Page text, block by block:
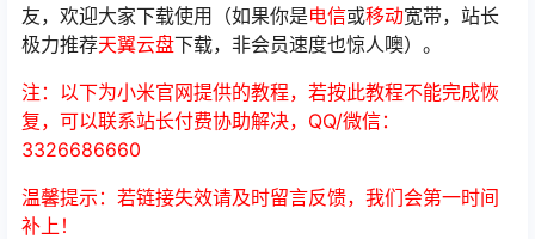
友，欢迎大家下载使用（如果你是电信或移动宽带，站长
极力推荐天翼云盘下载，非会员速度也惊人噢）。
注：以下为小米官网提供的教程，若按此教程不能完成恢
复，可以联系站长付费协助解决，QQ/微信：
3326686660
温馨提示：若链接失效请及时留言反馈，我们会第一时间
补上！